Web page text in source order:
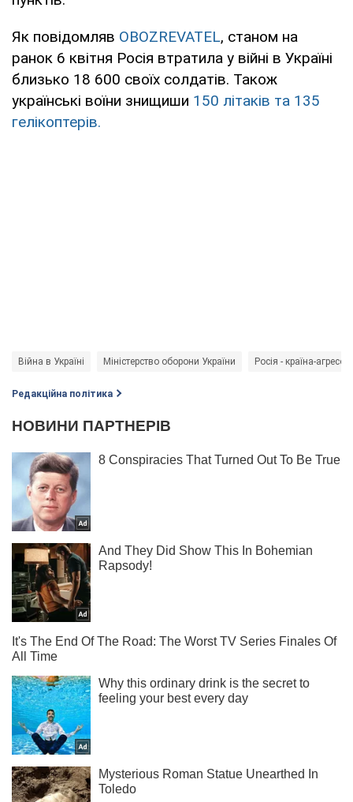
Як повідомляв OBOZREVATEL, станом на
ранок 6 квітня Росія втратила у війні в Україні
близько 18 600 своїх солдатів. Також
українські воїни знищиши 150 літаків та 135
гелікоптерів.
Війна в Україні Міністерство оборони України Росія - країна-агресор
Редакційна політика